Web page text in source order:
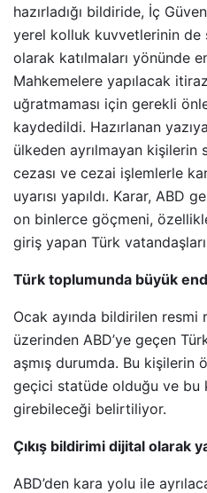
hazırladığı bildiride, İç
yerel kolluk kuvvetlerinin de
olarak katılmaları yönünde
Mahkemelere yapılacak
uğratmaması için gerekli
kaydedildi. Hazırlanan
ülkeden ayrılmayan kişilerin
cezası ve cezai işlemlerle
uyarısı yapıldı. Karar, ABD
on binlerce göçmeni,
giriş yapan Türk
Türk toplumunda büyük
Ocak ayında bildirilen resmi
üzerinden ABD’ye geçen
aşmış durumda. Bu kişilerin
geçici statüde olduğu ve bu
girebileceği belirtiliyor.
Çıkış bildirimi dijital olarak
ABD’den kara yolu ile